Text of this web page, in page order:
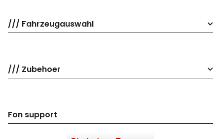
/// Fahrzeugauswahl
/// Zubehoer
Fon support